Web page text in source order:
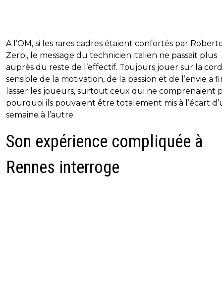
A l’OM, si les rares cadres étaient confortés par
Zerbi, le message du technicien italien ne passait plus
auprès du reste de l’effectif. Toujours jouer sur la
sensible de la motivation, de la passion et de l’envie a
lasser les joueurs, surtout ceux qui ne comprenaient
pourquoi ils pouvaient être totalement mis à l’écart
semaine à l’autre.
Son expérience compliquée à
Rennes interroge